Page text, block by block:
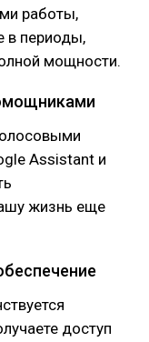
работы,
в периоды,
мощности.
Assistant и
жизнь еще
доступ